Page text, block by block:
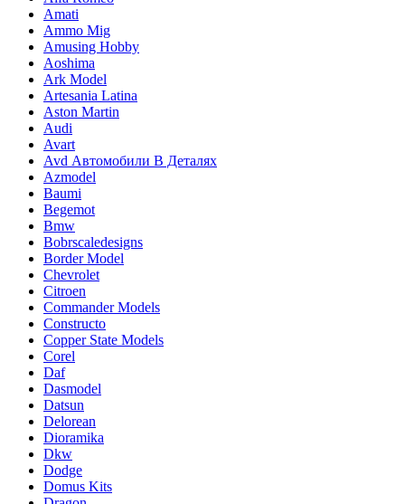
Amati
Ammo Mig
Amusing Hobby
Aoshima
Ark Model
Artesania Latina
Aston Martin
Audi
Avart
Avd Автомобили В Деталях
Azmodel
Baumi
Begemot
Bmw
Bobrscaledesigns
Border Model
Chevrolet
Citroen
Commander Models
Constructo
Copper State Models
Corel
Daf
Dasmodel
Datsun
Delorean
Dioramika
Dkw
Dodge
Domus Kits